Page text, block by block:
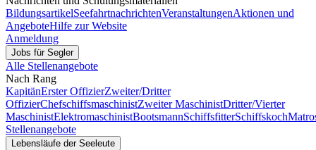
BildungsartikelSeefahrtnachrichtenVeranstaltungenAktionen und
AngeboteHilfe zur Website
Anmeldung
Jobs für Segler
Alle Stellenangebote
Nach Rang
KapitänErster OffizierZweiter/Dritter
OffizierChefschiffsmaschinistZweiter MaschinistDritter/Vierter
MaschinistElektromaschinistBootsmannSchiffsfitterSchiffskoch
Stellenangebote
Lebensläufe der Seeleute